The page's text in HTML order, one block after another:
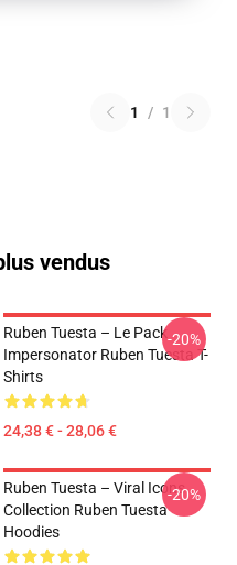
1 / 1
vendus
Ruben Tuesta – Le Pack
Impersonator Ruben Tuesta T-
Shirts
24,38 € - 28,06 €
-20%
Ruben Tuesta – Viral Icons
Collection Ruben Tuesta
Hoodies
-20%